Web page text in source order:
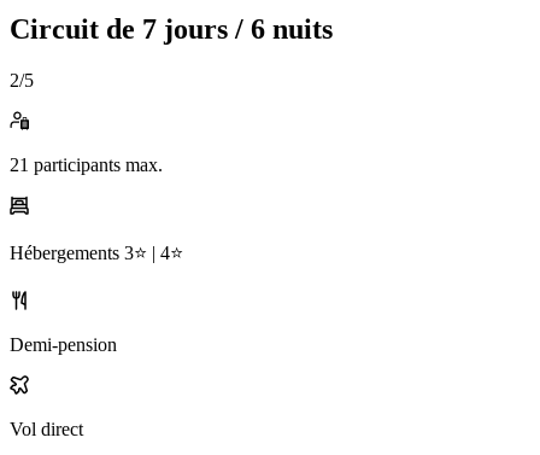
Circuit de 7 jours / 6 nuits
2/5
21 participants max.
Hébergements 3⭐️ | 4⭐️
Demi-pension
Vol direct